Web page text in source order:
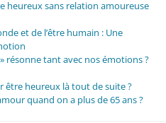
heureux sans relation amoureuse
et de l’être humain : Une
résonne tant avec nos émotions ?
être heureux là tout de suite ?
quand on a plus de 65 ans ?